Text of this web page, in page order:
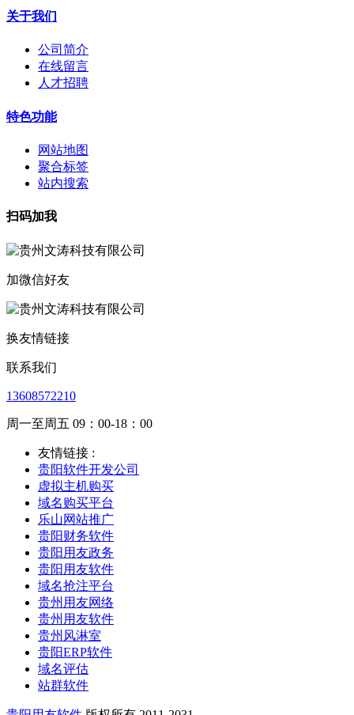
关于我们
公司简介
在线留言
人才招聘
特色功能
网站地图
聚合标签
站内搜索
扫码加我
加微信好友
换友情链接
联系我们
13608572210
周一至周五 09：00-18：00
友情链接 :
贵阳软件开发公司
虚拟主机购买
域名购买平台
乐山网站推广
贵阳财务软件
贵阳用友政务
贵阳用友软件
域名抢注平台
贵州用友网络
贵州用友软件
贵州风淋室
贵阳ERP软件
域名评估
站群软件